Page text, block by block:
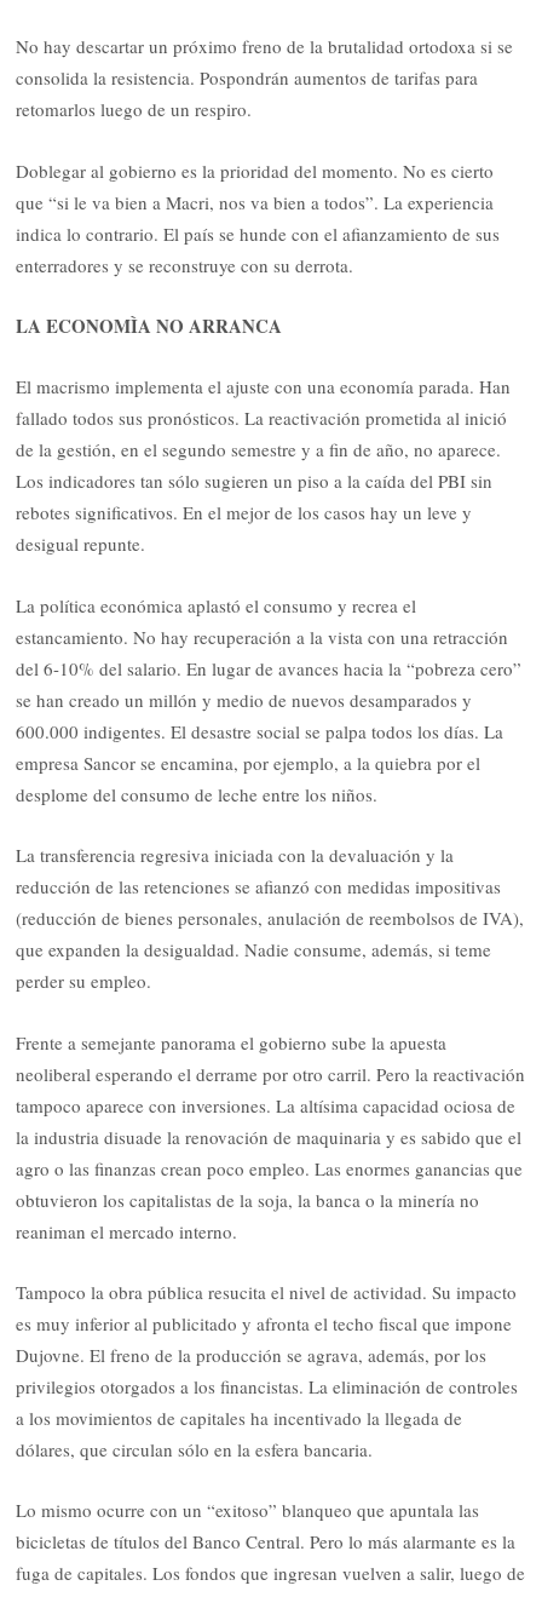
No hay descartar un próximo freno de la brutalidad ortodoxa si se
consolida la resistencia. Pospondrán aumentos de tarifas para
retomarlos luego de un respiro.
Doblegar al gobierno es la prioridad del momento. No es cierto
que “si le va bien a Macri, nos va bien a todos”. La experiencia
indica lo contrario. El país se hunde con el afianzamiento de sus
enterradores y se reconstruye con su derrota.
LA ECONOMÌA NO ARRANCA
El macrismo implementa el ajuste con una economía parada. Han
fallado todos sus pronósticos. La reactivación prometida al inició
de la gestión, en el segundo semestre y a fin de año, no aparece.
Los indicadores tan sólo sugieren un piso a la caída del PBI sin
rebotes significativos. En el mejor de los casos hay un leve y
desigual repunte.
La política económica aplastó el consumo y recrea el
estancamiento. No hay recuperación a la vista con una retracción
del 6-10% del salario. En lugar de avances hacia la “pobreza cero”
se han creado un millón y medio de nuevos desamparados y
600.000 indigentes. El desastre social se palpa todos los días. La
empresa Sancor se encamina, por ejemplo, a la quiebra por el
desplome del consumo de leche entre los niños.
La transferencia regresiva iniciada con la devaluación y la
reducción de las retenciones se afianzó con medidas impositivas
(reducción de bienes personales, anulación de reembolsos de IVA),
que expanden la desigualdad. Nadie consume, además, si teme
perder su empleo.
Frente a semejante panorama el gobierno sube la apuesta
neoliberal esperando el derrame por otro carril. Pero la reactivación
tampoco aparece con inversiones. La altísima capacidad ociosa de
la industria disuade la renovación de maquinaria y es sabido que el
agro o las finanzas crean poco empleo. Las enormes ganancias que
obtuvieron los capitalistas de la soja, la banca o la minería no
reaniman el mercado interno.
Tampoco la obra pública resucita el nivel de actividad. Su impacto
es muy inferior al publicitado y afronta el techo fiscal que impone
Dujovne. El freno de la producción se agrava, además, por los
privilegios otorgados a los financistas. La eliminación de controles
a los movimientos de capitales ha incentivado la llegada de
dólares, que circulan sólo en la esfera bancaria.
Lo mismo ocurre con un “exitoso” blanqueo que apuntala las
bicicletas de títulos del Banco Central. Pero lo más alarmante es la
fuga de capitales. Los fondos que ingresan vuelven a salir, luego de